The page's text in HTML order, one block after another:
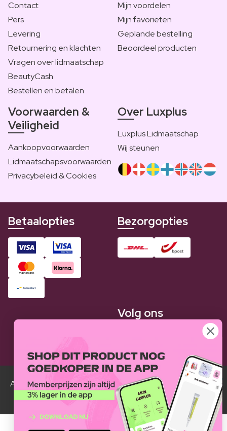
Contact
Pers
Levering
Retournering en klachten
Vragen over lidmaatschap
BeautyCash
Bestellen en betalen
Mijn voordelen
Mijn favorieten
Geplande bestelling
Beoordeel producten
Voorwaarden &
Veiligheid
Aankoopvoorwaarden
Lidmaatschapsvoorwaarden
Privacybeleid & Cookies
Over Luxplus
Luxplus Lidmaatschap
Wij steunen
Betaalopties Bezorgopties
Volg ons
Alle Luxplus ledenprijzen zijn weergegeven in vergelijking
met de normale prijzen.